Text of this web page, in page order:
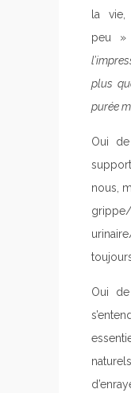
la vie,
peu »
plus
purée
Oui
nous,
Oui